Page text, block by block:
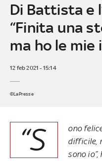
Di Battista e
“Finita una
ma ho le mie
12 feb 2021 - 15:14
©LaPresse
“S
ono
difficile,
sono